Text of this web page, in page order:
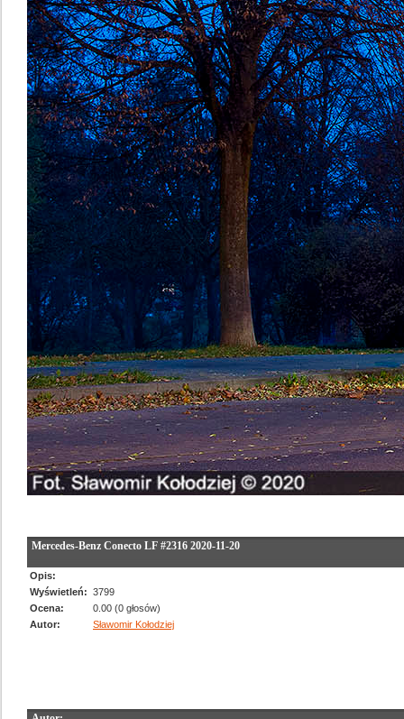
Mercedes-Benz Conecto LF #2316 2020-11-20
Opis:
Wyświetleń: 3799
Ocena:
0.00 (0 głosów)
Autor:
Sławomir Kołodziej